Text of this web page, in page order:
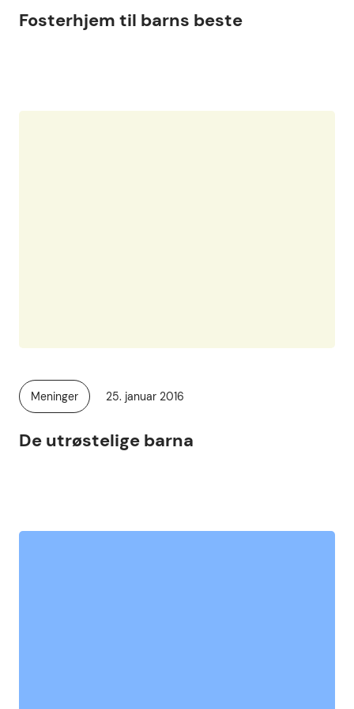
Fosterhjem til barns beste
De utrøstelige barna
Kategori:
Meninger Publisert
25. januar 2016